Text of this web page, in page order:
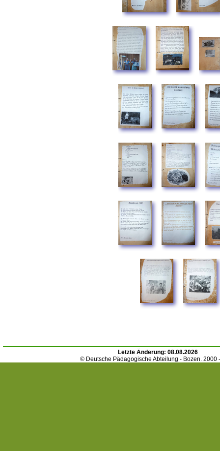
Letzte Änderung: 08.08.2026
© Deutsche Pädagogische Abteilung - Bozen. 2000